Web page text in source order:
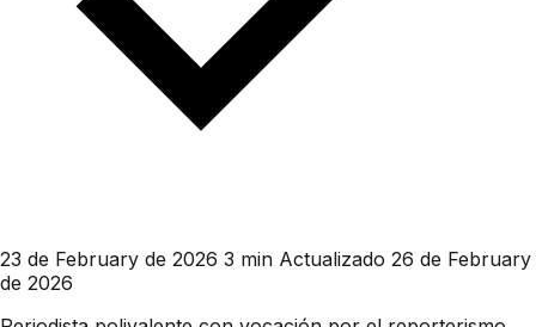
23 de February de 2026 3 min Actualizado 26 de February
de 2026